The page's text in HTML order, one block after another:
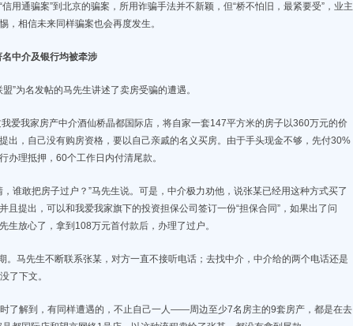
用通骗案”到北京的骗案，所用诈骗手法并不新颖，但“桥不怕旧，最紧要受”，业主
，相信未来同样骗案也会再度发生。
中介及银行均被牵涉
”为名发帖的马先生讲述了卖房受骗的遭遇。
爱我家房产中介酒仙桥晶都国际店，将自家一套147平方米的房子以360万元的价
出，自己没有购房资格，要以自己亲戚的名义买房。由于手头现金不够，先付30%
办理抵押，60个工作日内付清尾款。
谁敢把房子过户？”马先生说。可是，中介极力劝他，说张某已经用这种方式买了
且提出，可以和我爱我家旗下的投资担保公司签订一份“担保合同”，如果出了问
生放心了，拿到108万元首付款后，办理了过户。
。马先生不断联系张某，对方一直不接听电话；去找中介，中介给的两个电话还是
了下文。
了解到，有同样遭遇的，不止自己一人——周边至少7名房主的9套房产，都是在去